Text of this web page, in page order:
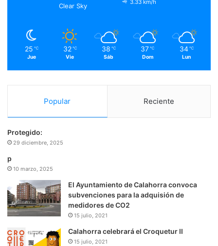
m
Clear Sky
3.33 km/h
25 ℃
Jue
32 ℃
Vie
38 ℃
Sáb
37 ℃
Dom
34 ℃
Lun
Popular Reciente
Protegido:
29 diciembre, 2025
p
10 marzo, 2025
El Ayuntamiento de Calahorra convoca
subvenciones para la adquisión de
medidores de CO2
15 julio, 2021
Calahorra celebrará el Croquetur II
15 julio, 2021